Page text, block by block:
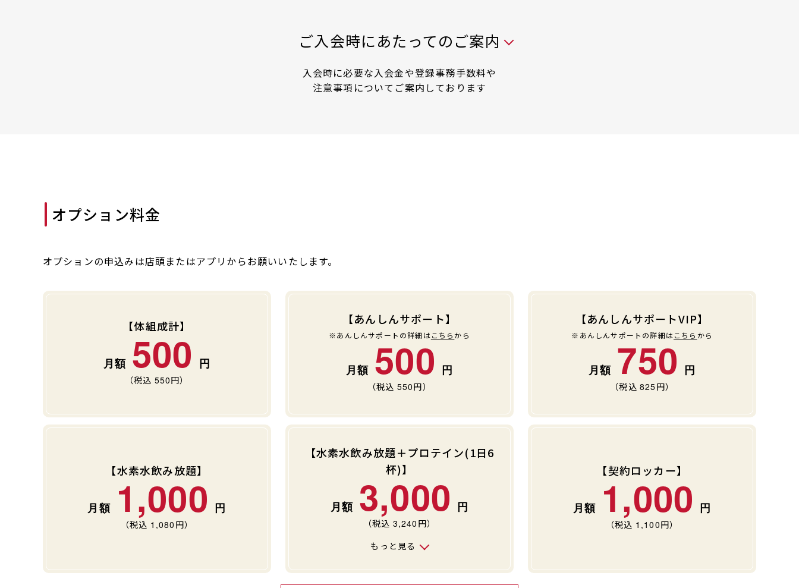
入会時には以下の料金が必要です
ご入会時にあたってのご案内
入会時に必要な入会金や登録事務手数料や
注意事項についてご案内しております
オプション料金
オプションの申込みは店頭またはアプリからお願いいたします。
【体組成計】
500
（税込 550円）
【あんしんサポート】
※あんしんサポートの詳細はこちら から
500
（税込 550円）
【あんしんサポートVIP】
※あんしんサポートの詳細はこちら から
750
（税込825円）
【水素水飲み放題】
1,000
（税込 1,080 円）
【水素水飲み放題＋プロテイン(1日6
杯)】
3,000
（税込 3,240 円）
もっと見る
【契約ロッカー】
1,000
（税込 1,100円）